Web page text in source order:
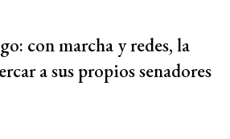
con marcha y redes, la
a sus propios senadores